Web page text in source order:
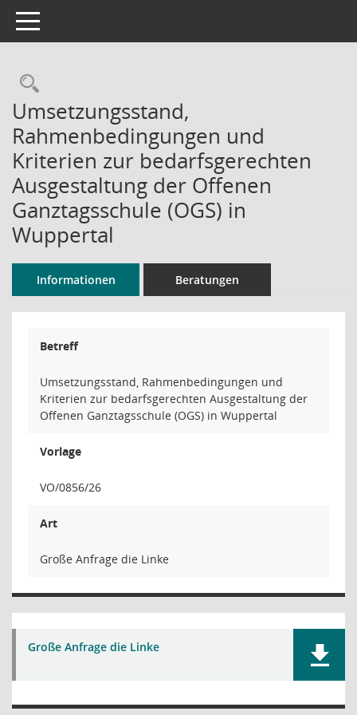
Toggle navigation
Rechercheauswahl
Umsetzungsstand,
Rahmenbedingungen und
Kriterien zur bedarfsgerechten
Ausgestaltung der Offenen
Ganztagsschule (OGS) in
Wuppertal
Informationen Beratungen
Betreff
Umsetzungsstand, Rahmenbedingungen und
Kriterien zur bedarfsgerechten Ausgestaltung der
Offenen Ganztagsschule (OGS) in Wuppertal
Vorlage
VO/0856/26
Art
Große Anfrage die Linke
Große Anfrage die Linke